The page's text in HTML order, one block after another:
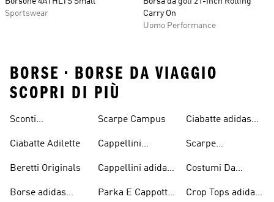
Sportswear
Carry On
Uomo Performance
BORSE • BORSE DA VIAGGIO
SCOPRI DI PIÙ
Sconti
adidas Originals
Ciabatte Adilette
Beretti Originals
Borse adidas
Scarpe Campus
Cappellini
Cappellini adidas
Parka E Cappotti
Ciabatte adidas
Scarpe
Costumi Da
Crop Tops adidas